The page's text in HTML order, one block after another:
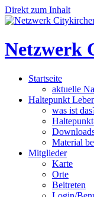
Direkt zum Inhalt
Netzwerk
Startseite
aktuelle
Haltepunkt
was ist
Material
Mitglieder
Karte
Orte
Beitreten